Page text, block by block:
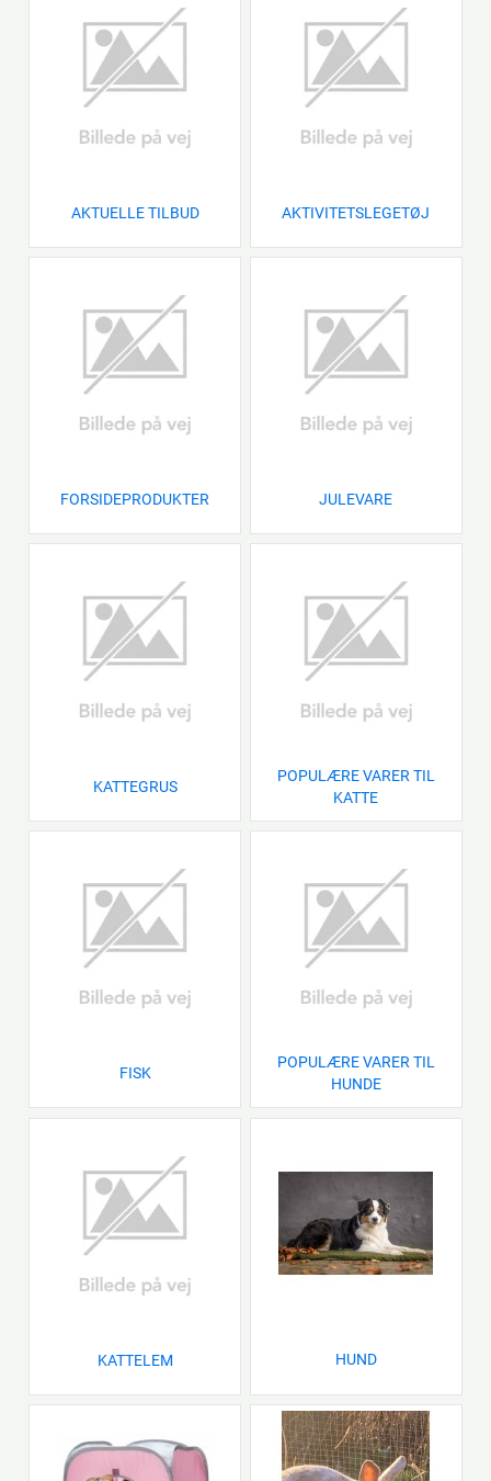
AKTUELLE TILBUD AKTIVITETSLEGETØJ
FORSIDEPRODUKTER JULEVARE
KATTEGRUS
POPULÆRE VARER TIL
KATTE
FISK
POPULÆRE VARER TIL
HUNDE
KATTELEM HUND